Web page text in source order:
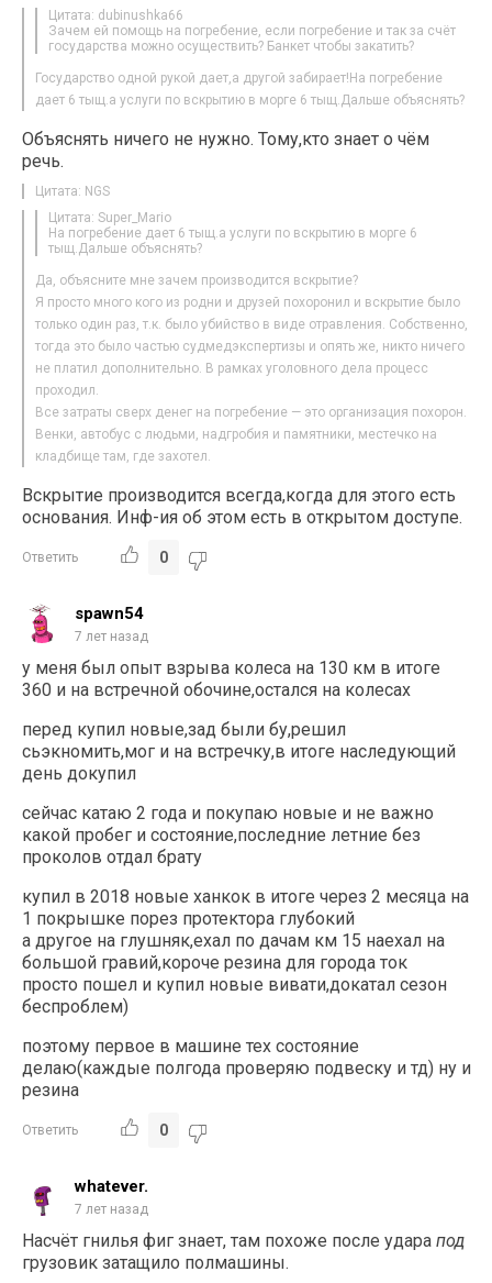
Цитата: dubinushka66
Зачем ей помощь на погребение, если погребение и так за счёт
государства можно осуществить? Банкет чтобы закатить?
Государство одной рукой дает,а другой забирает!На погребение
дает 6 тыщ.а услуги по вскрытию в морге 6 тыщ.Дальше объяснять?
Объяснять ничего не нужно. Тому,кто знает о чём
речь.
Цитата: NGS
Цитата: Super_Mario
На погребение дает 6 тыщ.а услуги по вскрытию в морге 6
тыщ.Дальше объяснять?
Да, объясните мне зачем производится вскрытие?
Я просто много кого из родни и друзей похоронил и вскрытие было
только один раз, т.к. было убийство в виде отравления. Собственно,
тогда это было частью судмедэкспертизы и опять же, никто ничего
не платил дополнительно. В рамках уголовного дела процесс
проходил.
Все затраты сверх денег на погребение — это организация похорон.
Венки, автобус с людьми, надгробия и памятники, местечко на
кладбище там, где захотел.
Вскрытие производится всегда,когда для этого есть
основания. Инф-ия об этом есть в открытом доступе.
Ответить 0
spawn54
7 лет назад
у меня был опыт взрыва колеса на 130 км в итоге
360 и на встречной обочине,остался на колесах
перед купил новые,зад были бу,решил
сьэкномить,мог и на встречку,в итоге наследующий
день докупил
сейчас катаю 2 года и покупаю новые и не важно
какой пробег и состояние,последние летние без
проколов отдал брату
купил в 2018 новые ханкок в итоге через 2 месяца на
1 покрышке порез протектора глубокий
а другое на глушняк,ехал по дачам км 15 наехал на
большой гравий,короче резина для города ток
просто пошел и купил новые вивати,докатал сезон
беспроблем)
поэтому первое в машине тех состояние
делаю(каждые полгода проверяю подвеску и тд) ну и
резина
Ответить 0
whatever.
7 лет назад
Насчёт гнилья фиг знает, там похоже после ударапод
грузовик затащило полмашины.